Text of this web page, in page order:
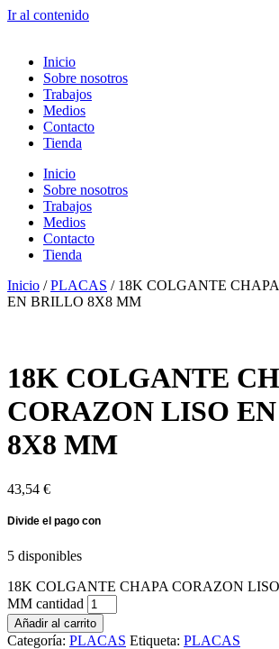
Ir al contenido
Inicio
Sobre nosotros
Trabajos
Medios
Contacto
Tienda
Inicio
Sobre nosotros
Trabajos
Medios
Contacto
Tienda
Inicio /PLACAS / 18K COLGANTE
EN BRILLO 8X8 MM
18K COLGANTE
CORAZON LISO
8X8 MM
43,54 €
5 disponibles
18K COLGANTE CHAPA CORAZON
MM cantidad
Añadir al carrito
Categoría: PLACAS Etiqueta: PLACAS